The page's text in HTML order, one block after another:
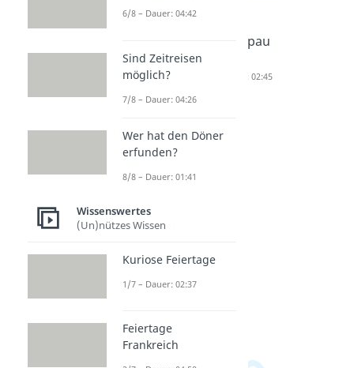
Dauer: 02:25passiere
n
Dauer: 01:36
Blaupau
Dauer: 02:45
6/8 – Dauer: 04:42
Sind Zeitreisen
möglich?
7/8 – Dauer: 04:26
Wer hat den Döner
erfunden?
8/8 – Dauer: 01:41
Wissenswertes
(Un)nützes Wissen
Kuriose Feiertage
1/7 – Dauer: 02:37
Feiertage
Frankreich